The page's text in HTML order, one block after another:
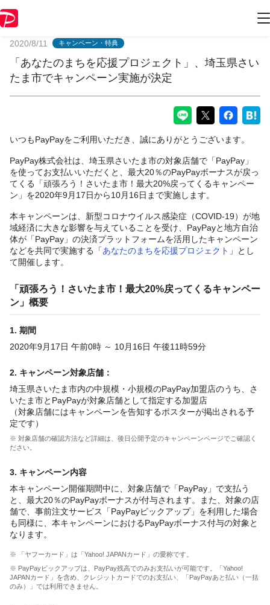
2020/8/11 キャンペーン・特典
「あなたのまちを応援プロジェクト」、埼玉県さい
たま市でキャンペーン実施が決定
いつもPayPayをご利用いただき、誠にありがとうございます。
PayPay株式会社は、埼玉県さいたま市の対象店舗で「PayPay」
を使ってお支払いいただくと、最大20％のPayPayボーナスが戻っ
てくる「頑張ろう！さいたま市！最大20%戻ってくるキャンペー
ン」を2020年9月17日から10月16日まで実施します。
本キャンペーンは、新型コロナウイルス感染症（COVID-19）が地
域経済に大きな影響を与えていることを受け、PayPayと地方自治
体が「PayPay」の決済プラットフォームを活用したキャンペーン
などを共同で実施する「あなたのまちを応援プロジェクト 」とし
て開催します。
「頑張ろう！さいたま市！最大20%戻ってくるキャンペー
ン」概要
1. 期間
2020年9月17日 午前0時 ～ 10月16日 午後11時59分
2. キャンペーン対象店舗：
埼玉県さいたま市内の中規模・小規模のPayPay加盟店のうち、さ
いたま市とPayPayが対象店舗として指定する加盟店
（対象店舗にはキャンペーンを告知するポスターが掲出される予
定です）
※ 対象店舗の確認方法など詳細は、後日公開予定のキャンペーンページでご確認く
ださい。
3. キャンペーン内容
本キャンペーン開催期間中に、対象店舗で「PayPay」で支払う
と、最大20％のPayPayボーナスが付与されます。また、対象の店
舗で、事前注文サービス「PayPayピックアップ」を利用した場合
も同様に、本キャンペーンにおけるPayPayボーナス付与の対象と
なります。
※ 「ヤフーカード」は「Yahoo! JAPANカード」の愛称です。
※ PayPayピックアップは、PayPay残高でのみお支払いが可能です。「Yahoo!
JAPANカード」を含め、クレジットカードでのお支払い、「PayPayあと払い（一括
のみ）」では利用できません。